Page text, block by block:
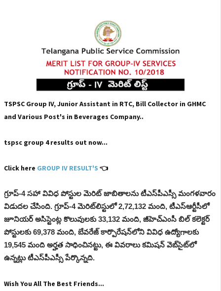
TSPSC Group IV, Junior Assistant in RTC, Bill Collector in GHMC
and Various Post's in Beverages Company..
tspsc group 4 results out now...
Click here GROUP IV RESULT'S 👈
గ్రూప్-4 సహా వివిధ పోస్టుల మెరిట్ జాబితాలను టీఎస్‌పీఎస్సీ మంగళవారం
విడుదల చేసింది. గ్రూప్-4 మెరిట్‌లిస్టులో 2,72,132 మంది, టీఎస్‌ఆర్టీసీలో
జూనియర్ అసిస్టెంట్ల కొలువులకు 33,132 మంది, జీహెచ్‌ఎంసీ బిల్ కలెక్టర్
పోస్టులకు 69,378 మంది, బేవరేజ్ కార్పొరేషన్‌లోని వివిధ ఉద్యోగాలకు
19,545 మంది అర్హత సాధించినట్టు, ఈ వివరాలు కమిషన్ వెబ్‌సైట్‌లో
ఉన్నట్లు టీఎస్‌పీఎస్సీ పేర్కొన్నది.
Wish You All The Best Friends...